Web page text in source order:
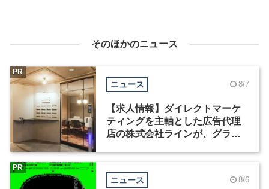
そのほかのニュース
ニュース 8/7
【求人情報】ダイレクトマーケ
ティングを主軸とした広告代理
店の株式会社ラインが、グラフ
PR
ニュース 8/6
PR